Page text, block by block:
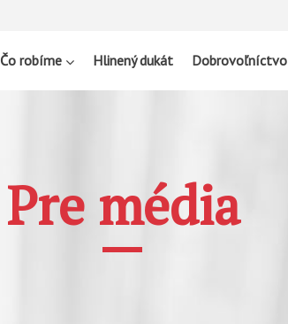
Čo robíme Hlinený dukát Dobrovoľníctvo
Pre média